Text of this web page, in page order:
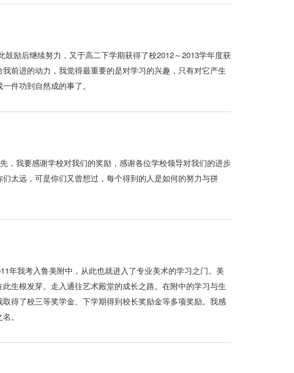
励后继续努力，又于高二下学期获得了校2012～2013学年度获
前进的动力，我觉得最重要的是对学习的兴趣，只有对它产生
件功到自然成的事了。
，我要感谢学校对我们的奖励，感谢各位学校领导对我们的进步
太远，可是你们又曾想过，每个得到的人是如何的努力与拼
年我考入鲁美附中，从此也就进入了专业美术的学习之门。美
生根发芽。走入通往艺术殿堂的成长之路。在附中的学习与生
得了校三等奖学金、下学期得到校长奖励金等多项奖励。我感
。